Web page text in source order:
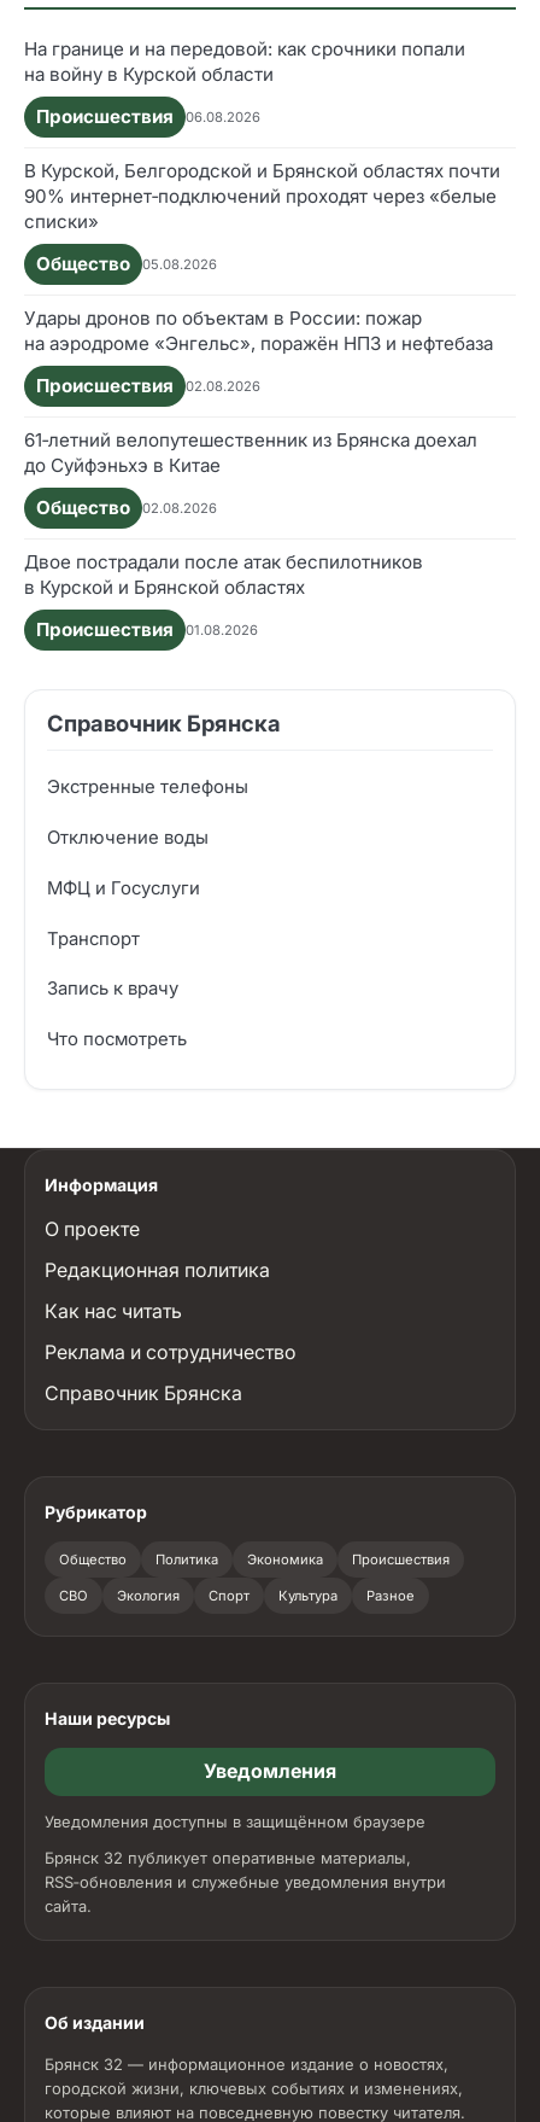
На границе и на передовой: как срочники попали
на войну в Курской области
Происшествия
06.08.2026
В Курской, Белгородской и Брянской областях почти
90% интернет‑подключений проходят через «белые
списки»
Общество
05.08.2026
Удары дронов по объектам в России: пожар
на аэродроме «Энгельс», поражён НПЗ и нефтебаза
Происшествия
02.08.2026
61‑летний велопутешественник из Брянска доехал
до Суйфэньхэ в Китае
Общество
02.08.2026
Двое пострадали после атак беспилотников
в Курской и Брянской областях
Происшествия
01.08.2026
Справочник Брянска
Экстренные телефоны
Отключение воды
МФЦ и Госуслуги
Транспорт
Запись к врачу
Что посмотреть
Информация
О проекте
Редакционная политика
Как нас читать
Реклама и сотрудничество
Справочник Брянска
Рубрикатор
Общество Политика Экономика Происшествия
СВО Экология Спорт Культура Разное
Наши ресурсы
Уведомления
Уведомления доступны в защищённом браузере
Брянск 32 публикует оперативные материалы,
RSS‑обновления и служебные уведомления внутри
сайта.
Об издании
Брянск 32 — информационное издание о новостях,
городской жизни, ключевых событиях и изменениях,
которые влияют на повседневную повестку читателя.